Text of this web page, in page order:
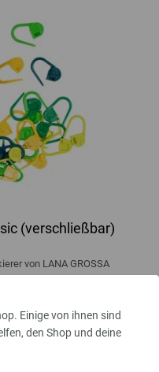
Einige von ihnen sind
den Shop und deine
(verschließbar)
von LANA GROSSA